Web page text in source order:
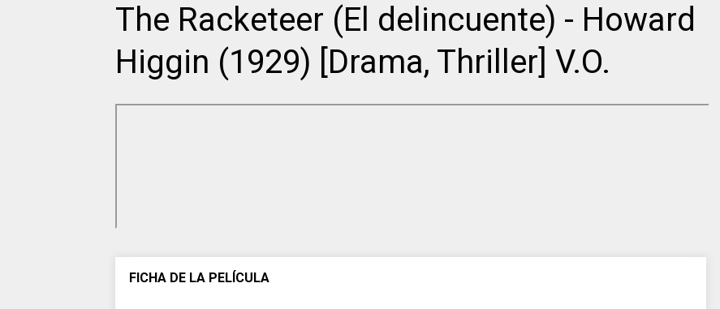
The Racketeer (El delincuente) - Howard
Higgin (1929) [Drama, Thriller] V.O.
FICHA DE LA PELÍCULA